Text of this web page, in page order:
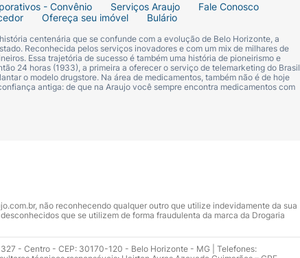
- Convênio Serviços Araujo
Fale Conosco
Ofereça seu imóvel Bulário
centenária que se confunde com a evolução de Belo Horizonte, a
Reconhecida pelos serviços inovadores e com um mix de milhares de
Essa trajetória de sucesso é também uma história de pioneirismo e
24 horas (1933), a primeira a oferecer o serviço de telemarketing do Brasil
o modelo drugstore. Na área de medicamentos, também não é de hoje
antiga: de que na Araujo você sempre encontra medicamentos com
não reconhecendo qualquer outro que utilize indevidamente da sua
que se utilizem de forma fraudulenta da marca da Drogaria
- Centro - CEP: 30170-120 - Belo Horizonte - MG | Telefones: